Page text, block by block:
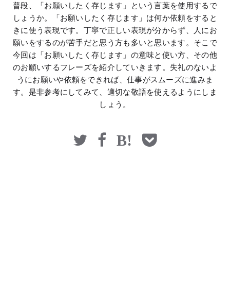
普段、「お願いしたく存じます」という言葉を使用するで
しょうか。「お願いしたく存じます」は何か依頼をすると
きに使う表現です。丁寧で正しい表現が分からず、人にお
願いをするのが苦手だと思う方も多いと思います。そこで
今回は「お願いしたく存じます」の意味と使い方、その他
のお願いするフレーズを紹介していきます。失礼のないよ
うにお願いや依頼をできれば、仕事がスムーズに進みま
す。是非参考にしてみて、適切な敬語を使えるようにしま
しょう。